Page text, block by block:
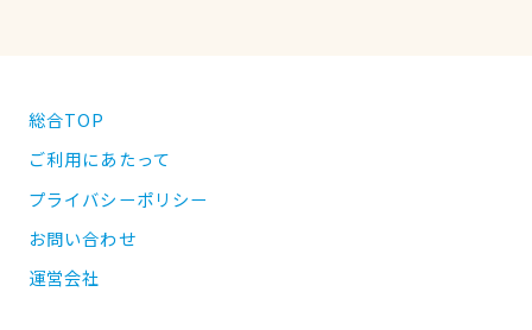
総合TOP
ご利用にあたって
プライバシーポリシー
お問い合わせ
運営会社